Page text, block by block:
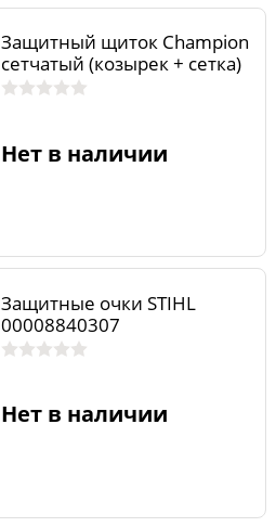
Защитный щиток Champion
сетчатый (козырек + сетка)
Нет в наличии
Защитные очки STIHL
00008840307
Нет в наличии